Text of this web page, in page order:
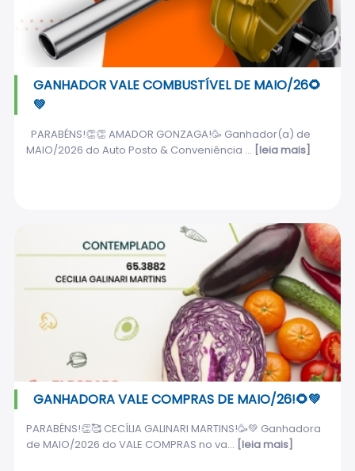
GANHADOR VALE COMBUSTÍVEL DE MAIO/26🌻
💚
PARABÉNS!👏👏 AMADOR GONZAGA!🥳 Ganhador(a) de
MAIO/2026 do Auto Posto & Conveniência ... [leia mais]
GANHADORA VALE COMPRAS DE MAIO/26!🌻💚
PARABÉNS!👏🥰 CECÍLIA GALINARI MARTINS!🥳💚 Ganhadora
de MAIO/2026 do VALE COMPRAS no va... [leia mais]